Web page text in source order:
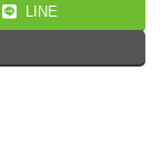
LINE